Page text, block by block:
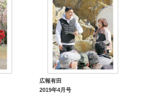
広報有田
2019年4月号